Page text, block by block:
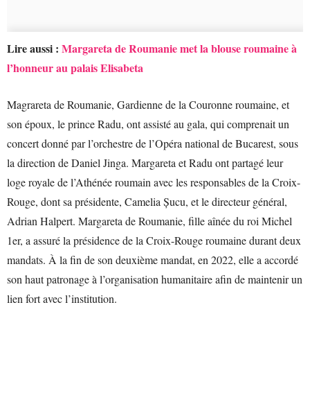
Lire aussi : Margareta de Roumanie met la blouse roumaine à
l’honneur au palais Elisabeta
Magrareta de Roumanie, Gardienne de la Couronne roumaine, et
son époux, le prince Radu, ont assisté au gala, qui comprenait un
concert donné par l’orchestre de l’Opéra national de Bucarest, sous
la direction de Daniel Jinga. Margareta et Radu ont partagé leur
loge royale de l’Athénée roumain avec les responsables de la Croix-
Rouge, dont sa présidente, Camelia Șucu, et le directeur général,
Adrian Halpert. Margareta de Roumanie, fille aînée du roi Michel
1er, a assuré la présidence de la Croix-Rouge roumaine durant deux
mandats. À la fin de son deuxième mandat, en 2022, elle a accordé
son haut patronage à l’organisation humanitaire afin de maintenir un
lien fort avec l’institution.